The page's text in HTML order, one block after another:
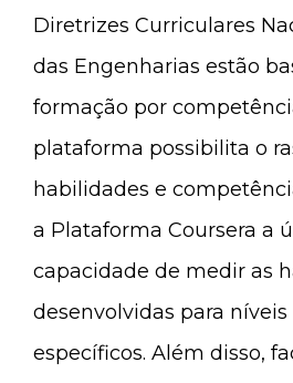
Diretrizes Curriculares
das Engenharias estão
formação por
plataforma possibilita o
habilidades e
a Plataforma Coursera a
capacidade de medir as
desenvolvidas para
específicos. Além disso,